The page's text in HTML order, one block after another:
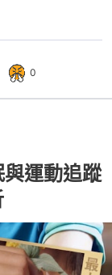
0
運動追蹤